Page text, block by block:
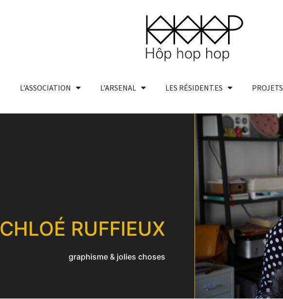
L’ASSOCIATION L’ARSENAL LES RÉSIDENT.ES PROJETS
CHLOÉ RUFFIEUX
graphisme & jolies choses